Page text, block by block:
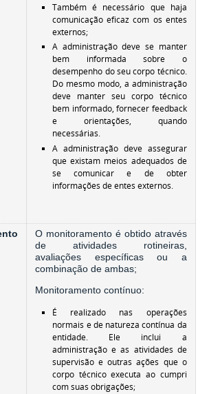
Também é necessário que haja
comunicação eficaz com os entes
externos;
A administração deve se manter
bem informada sobre o
desempenho do seu corpo técnico.
Do mesmo modo, a administração
deve manter seu corpo técnico
bem informado, fornecer feedback
e orientações, quando
necessárias.
A administração deve assegurar
que existam meios adequados de
se comunicar e de obter
informações de entes externos.
O monitoramento é obtido através
de atividades rotineiras,
avaliações específicas ou a
combinação de ambas;
Monitoramento contínuo:
É realizado nas operações
normais e de natureza contínua da
entidade. Ele inclui a
administração e as atividades de
supervisão e outras ações que o
corpo técnico executa ao cumpri
com suas obrigações;